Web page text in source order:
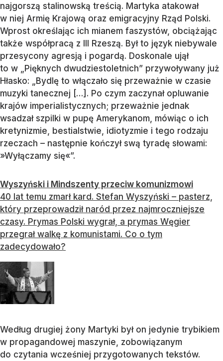
najgorszą stalinowską treścią. Martyka atakował
w niej Armię Krajową oraz emigracyjny Rząd Polski.
Wprost określając ich mianem faszystów, obciążając
także współpracą z III Rzeszą. Był to język niebywale
przesycony agresją i pogardą. Doskonale ujął
to w „Pięknych dwudziestoletnich” przywoływany już
Hłasko: „Bydlę to włączało się przeważnie w czasie
muzyki tanecznej […]. Po czym zaczynał opluwanie
krajów imperialistycznych; przeważnie jednak
wsadzał szpilki w pupę Amerykanom, mówiąc o ich
kretynizmie, bestialstwie, idiotyzmie i tego rodzaju
rzeczach – następnie kończył swą tyradę słowami:
»Wyłączamy się«”.
Wyszyński i Mindszenty przeciw komunizmowi
40 lat temu zmarł kard. Stefan Wyszyński – pasterz,
który przeprowadził naród przez najmroczniejsze
czasy. Prymas Polski wygrał, a prymas Węgier
przegrał walkę z komunistami. Co o tym
zadecydowało?
Według drugiej żony Martyki był on jedynie trybikiem
w propagandowej maszynie, zobowiązanym
do czytania wcześniej przygotowanych tekstów.